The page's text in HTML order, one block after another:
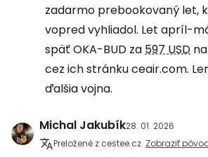
zadarmo prebookovaný let,
vopred vyhliadol. Let apríl-
späť OKA-BUD za597 USD
cez ich stránku ceair.com.
ďalšia vojna.
Michal Jakubík28. 01. 2026
Preložené z cestee.cz Zobraziť